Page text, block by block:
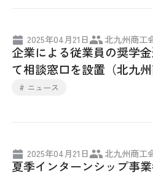
2025年04月21日 北九州商工
企業による従業員の奨学
て相談窓口を設置（北九州
# ニュース
2025年04月21日 北九州商工
夏季インターンシップ事